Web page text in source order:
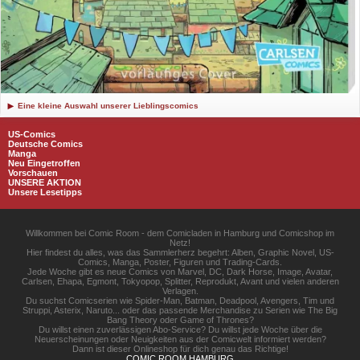
Eine kleine Auswahl unserer Lieblingscomics
US-Comics
Deutsche Comics
Manga
Neu Eingetroffen
Vorschauen
UNSERE AKTION
Unsere Lesetipps
Willkommen bei Comic Room - dem Comicladen in Hamburg und Comicshop im
Netz!
Hier findest du alles, was das Sammlerherz begehrt: Alben, Graphic Novel, US-
Comics, Manga, Poster, Figuren und Trading-Cards.
Jede Woche gibt es neue Comics von Marvel, DC, Dark Horse, Image, Avatar,
Carlsen, Ehapa, Egmont, Tokyopop, Splitter, Reprodukt, Avant und vielen anderen
Verlagen.
Du suchst Comicserien wie Spider-Man, Batman, Deadpool, Avengers, Tim und
Struppi, Asterix, Naruto... oder das passende Merchandise zu Serien wie The Big
Bang Theory oder Game of Thrones?
Du willst einen zuverlässigen Abo-Service? Du willst jede Woche über die
Neuerscheinungen oder Neuigkeiten aus der Comicwelt informiert werden?
Dann ist dieser Onlineshop für dich genau das Richtige!